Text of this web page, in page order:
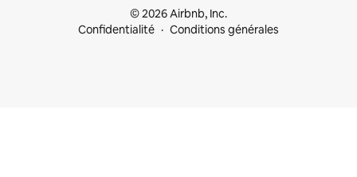
© 2026 Airbnb, Inc.
Confidentialité
Conditions générales